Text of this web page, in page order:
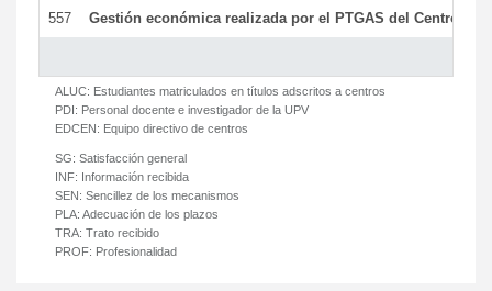
557 Gestión económica realizada por el PTGAS del Centro
ALUC: Estudiantes matriculados en títulos adscritos a centros
PDI: Personal docente e investigador de la UPV
EDCEN: Equipo directivo de centros
SG: Satisfacción general
INF: Información recibida
SEN: Sencillez de los mecanismos
PLA: Adecuación de los plazos
TRA: Trato recibido
PROF: Profesionalidad